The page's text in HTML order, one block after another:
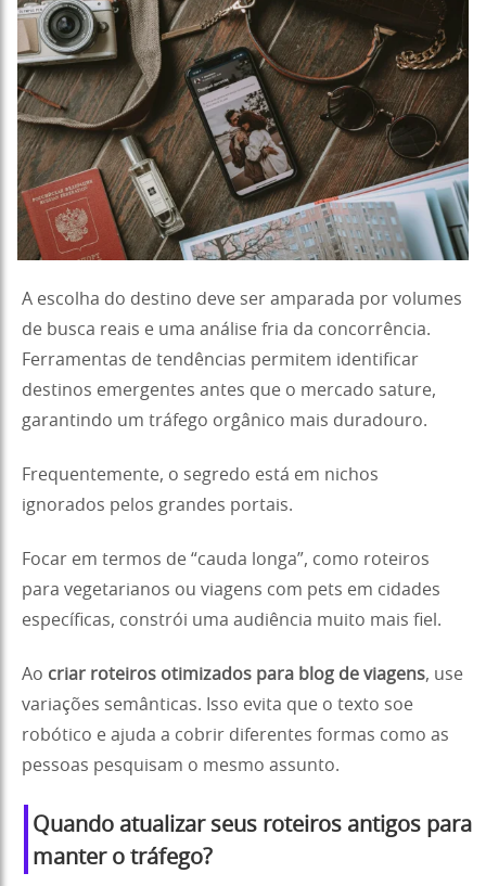
A escolha do destino deve ser amparada por volumes
de busca reais e uma análise fria da concorrência.
Ferramentas de tendências permitem identificar
destinos emergentes antes que o mercado sature,
garantindo um tráfego orgânico mais duradouro.
Frequentemente, o segredo está em nichos
ignorados pelos grandes portais.
Focar em termos de “cauda longa”, como roteiros
para vegetarianos ou viagens com pets em cidades
específicas, constrói uma audiência muito mais fiel.
Ao criar roteiros otimizados para blog de viagens, use
variações semânticas. Isso evita que o texto soe
robótico e ajuda a cobrir diferentes formas como as
pessoas pesquisam o mesmo assunto.
Quando atualizar seus roteiros antigos para
manter o tráfego?